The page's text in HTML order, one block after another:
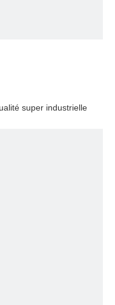
super industrielle